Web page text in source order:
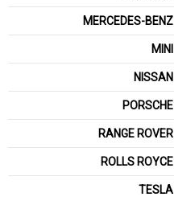
MERCEDES-BENZ
MINI
NISSAN
PORSCHE
RANGE ROVER
ROLLS ROYCE
TESLA